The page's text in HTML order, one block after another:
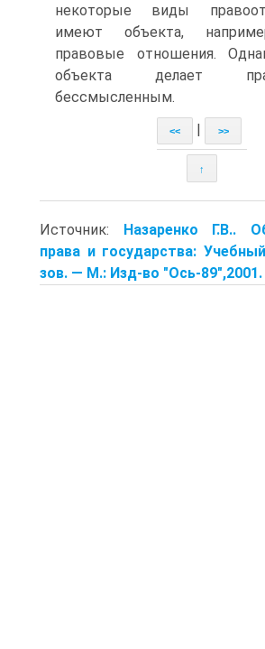
некоторые виды
имеют объекта,
правовые отношения.
объекта делает
бессмысленным.
<< >>
↑
Источник: Назаренко Г.В..
права и государства:
зов. — М.: Изд-во "Ось-89",2001.